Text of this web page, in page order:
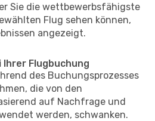
Sie die wettbewerbsfähigste
Flug sehen können,
angezeigt.
Flugbuchung
des Buchungsprozesses
die von den
auf Nachfrage und
werden, schwanken.